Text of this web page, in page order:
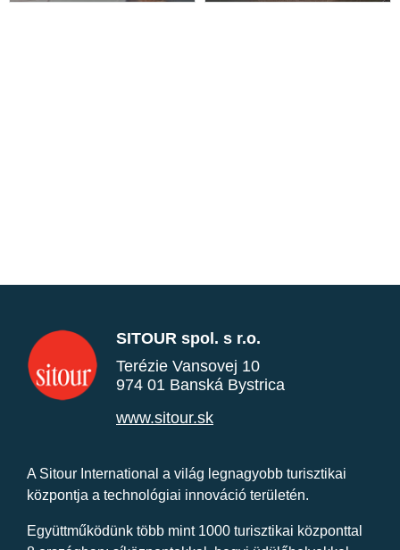
SITOUR spol. s r.o.
Terézie Vansovej 10
974 01 Banská Bystrica
www.sitour.sk
A Sitour International a világ legnagyobb turisztikai
központja a technológiai innováció területén.
Együttműködünk több mint 1000 turisztikai központtal